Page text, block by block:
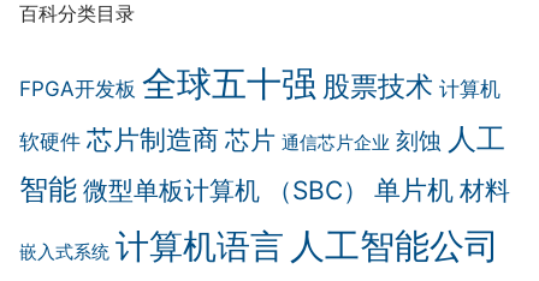
百科分类目录
FPGA开发板 全球五十强 股票技术 计算机
软硬件 芯片制造商 芯片 通信芯片企业 刻蚀 人工
智能 微型单板计算机 （SBC） 单片机 材料
嵌入式系统 计算机语言 人工智能公司